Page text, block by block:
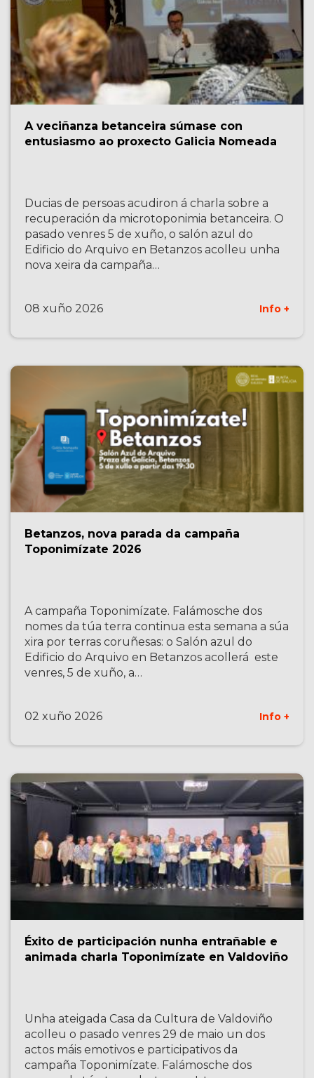
A veciñanza betanceira súmase con
entusiasmo ao proxecto Galicia Nomeada
Ducias de persoas acudiron á charla sobre a
recuperación da microtoponimia betanceira. O
pasado venres 5 de xuño, o salón azul do
Edificio do Arquivo en Betanzos acolleu unha
nova xeira da campaña…
08 xuño 2026 Info +
Betanzos, nova parada da campaña
Toponimízate 2026
A campaña Toponimízate. Falámosche dos
nomes da túa terra continua esta semana a súa
xira por terras coruñesas: o Salón azul do
Edificio do Arquivo en Betanzos acollerá este
venres, 5 de xuño, a…
02 xuño 2026 Info +
Éxito de participación nunha entrañable e
animada charla Toponimízate en Valdoviño
Unha ateigada Casa da Cultura de Valdoviño
acolleu o pasado venres 29 de maio un dos
actos máis emotivos e participativos da
campaña Toponimízate. Falámosche dos